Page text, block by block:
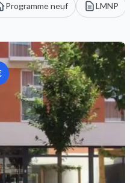
Programme neuf LMNP